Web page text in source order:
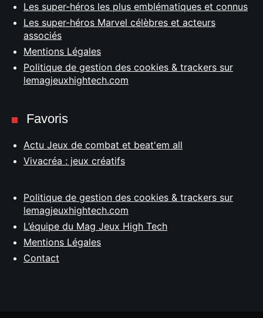
Les super-héros les plus emblématiques et connus
Les super-héros Marvel célèbres et acteurs
associés
Mentions Légales
Politique de gestion des cookies & trackers sur
lemagjeuxhightech.com
Favoris
Actu Jeux de combat et beat'em all
Vivacréa : jeux créatifs
Politique de gestion des cookies & trackers sur
lemagjeuxhightech.com
L’équipe du Mag Jeux High Tech
Mentions Légales
Contact